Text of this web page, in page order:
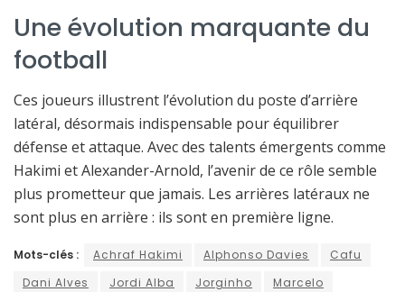
Une évolution marquante du
football
Ces joueurs illustrent l’évolution du poste d’arrière
latéral, désormais indispensable pour équilibrer
défense et attaque. Avec des talents émergents comme
Hakimi et Alexander-Arnold, l’avenir de ce rôle semble
plus prometteur que jamais. Les arrières latéraux ne
sont plus en arrière : ils sont en première ligne.
Mots-clés : Achraf Hakimi Alphonso Davies
Cafu
Dani Alves
Jordi Alba Jorginho
Marcelo